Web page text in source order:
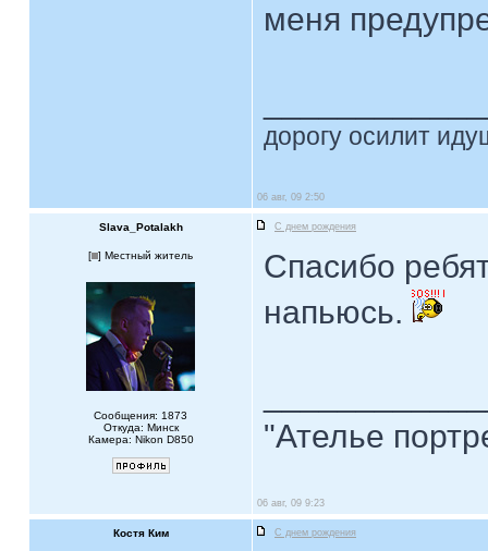
меня
дорогу осилит
06 авг, 09 2:50
Slava_Potalakh С днем рождения
[ ] Местный житель
Сообщения: 1873
Откуда: Минск
Камера: Nikon D850
Спасибо
напьюсь.
"Ателье
06 авг, 09 9:23
Костя Ким С днем рождения